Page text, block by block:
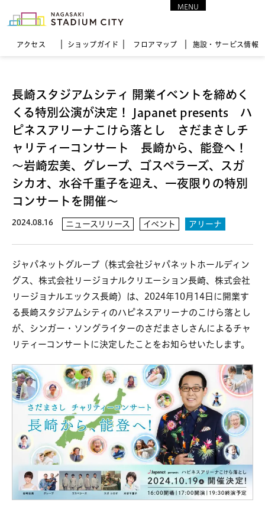
アクセス ショップガイド フロア マップ 施設・サービス情報
MENU
長崎スタジアムシティ 開業イベントを締めく
くる特別公演が決定！ Japanet presents ハ
ピネスアリーナこけら落とし さだまさしチ
ャリティーコンサート 長崎から、能登へ！
～岩崎宏美、グレープ、ゴスペラーズ、スガ
シカオ、水谷千重子を迎え、一夜限りの特別
コンサートを開催～
2024.08.16 ニュースリリース イベント アリーナ
ジャパネットグループ（株式会社ジャパネットホールディン
グス、株式会社リージョナルクリエーション長崎、株式会社
リージョナルエックス長崎）は、2024年10月14日に開業す
る長崎スタジアムシティのハピネスアリーナのこけら落とし
が、シンガー・ソングライターのさだまさしさんによるチャ
リティーコンサートに決定したことをお知らせいたします。